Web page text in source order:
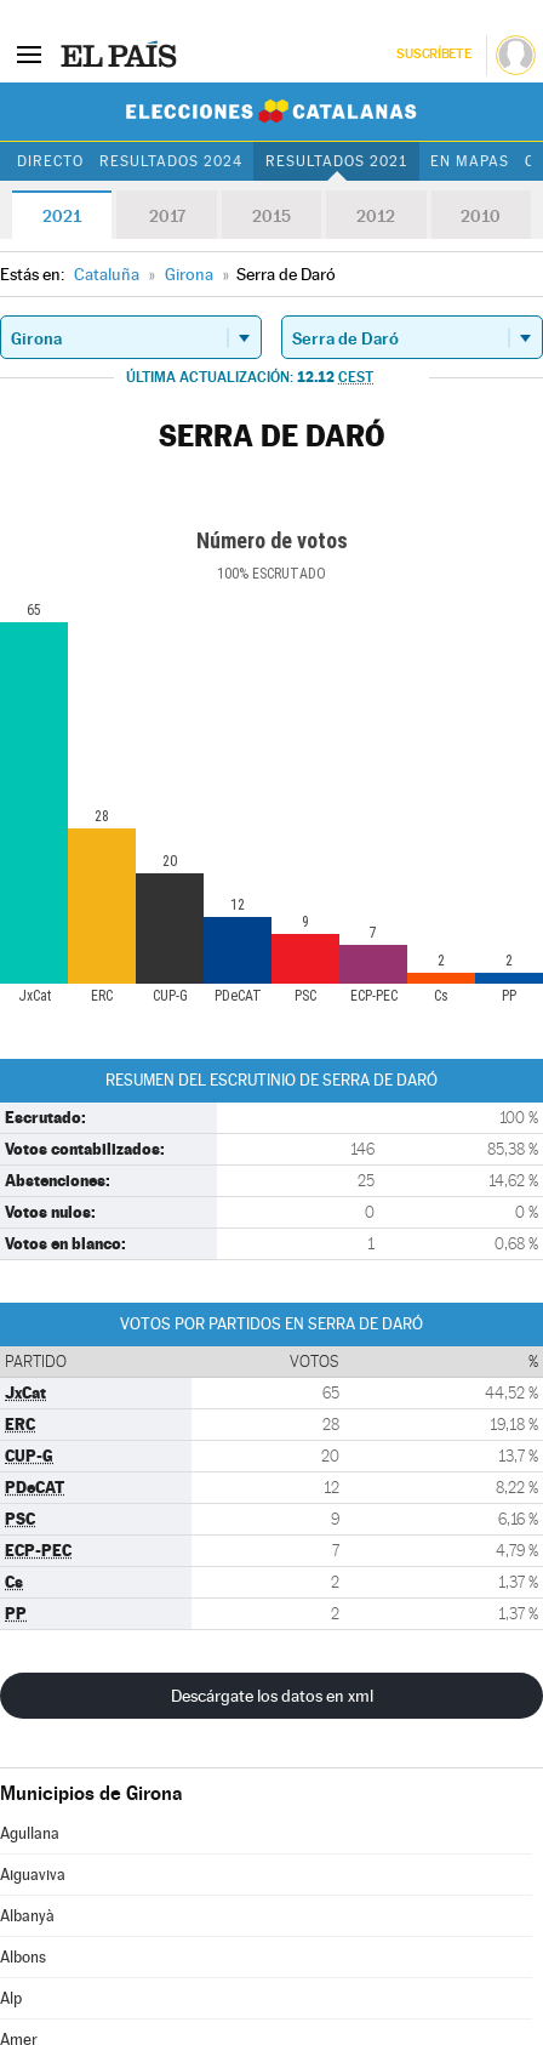
SUSCRÍBETE
DIRECTO RESULTADOS 2024 RESULTADOS 2021 EN MAPAS
2021 2017 2015 2012 2010
Estás en: Cataluña » Girona » Serra de Daró
ÚLTIMA ACTUALIZACIÓN: 12.12 CEST
SERRA DE DARÓ
Número de votos
100% ESCRUTADO
JxCat ERC CUP-G PDeCAT PSC ECP-PEC Cs PP
65
28
20
12
9
7
2
2
RESUMEN DEL ESCRUTINIO DE SERRA DE DARÓ
Escrutado: 100 %
Votos contabilizados: 146 85,38 %
Abstenciones: 25 14,62 %
Votos nulos: 0 0 %
Votos en blanco: 1 0,68 %
VOTOS POR PARTIDOS EN SERRA DE DARÓ
PARTIDO VOTOS %
JxCat 65 44,52 %
ERC 28 19,18 %
CUP-G 20 13,7 %
PDeCAT 12 8,22 %
PSC 9 6,16 %
ECP-PEC 7 4,79 %
Cs 2 1,37 %
PP 2 1,37 %
Descárgate los datos en xml
Municipios de Girona
Agullana
Aiguaviva
Albanyà
Albons
Alp
Amer